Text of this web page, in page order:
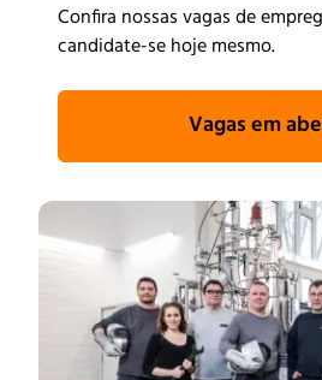
Confira nossas vagas de
candidate-se hoje mesmo.
Vagas em